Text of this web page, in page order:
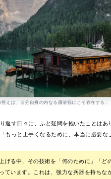
えは、自分自身の内なる価値観にこそ存在する。
返す日々に、ふと疑問を抱いたことはあ
もっと上手くなるために、本当に必要な
げる中、その技術を「何のために」「ど
ています。これは、強力な兵器を持ちな